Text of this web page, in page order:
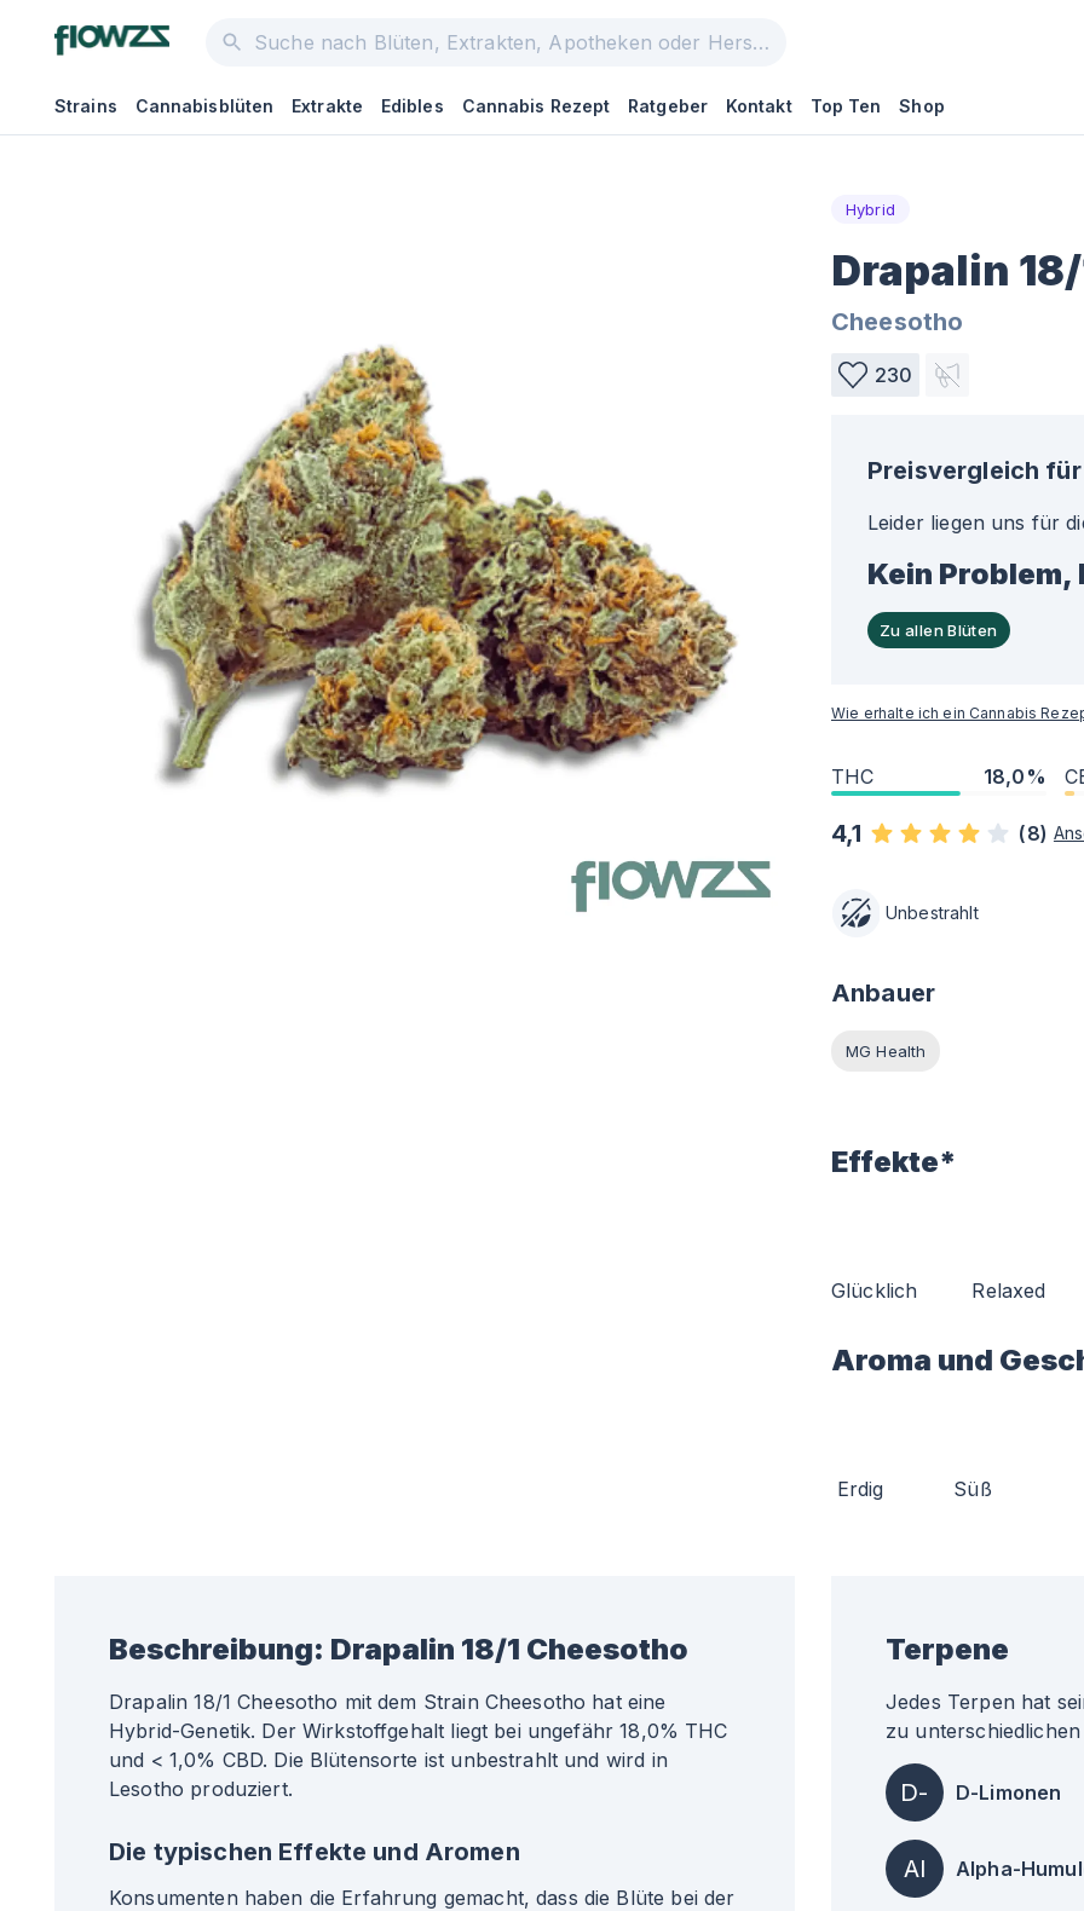
Strains Cannabisblüten Extrakte Edibles Cannabis Rezept Ratgeber Kontakt Top Ten Shop
Hybrid
Drapalin
Cheesotho
230
Preisvergleich für
Leider liegen uns für
Kein
Zu allen Blüten
Wie erhalte ich ein Cannabis
THC 18,0%
4,1 (8)
Unbestrahlt
Anbauer
MG Health
Effekte*
Glücklich Relaxed
Aroma und
Erdig Süß
Beschreibung: Drapalin 18/1 Cheesotho
Drapalin 18/1 Cheesotho mit dem Strain Cheesotho hat eine
Hybrid-Genetik. Der Wirkstoffgehalt liegt bei ungefähr 18,0% THC
und < 1,0% CBD. Die Blütensorte ist unbestrahlt und wird in
Lesotho produziert.
Die typischen Effekte und Aromen
Konsumenten haben die Erfahrung gemacht, dass die Blüte bei der
Terpene
Jedes Terpen hat
zu
D- D-Limonen
Al Alpha-